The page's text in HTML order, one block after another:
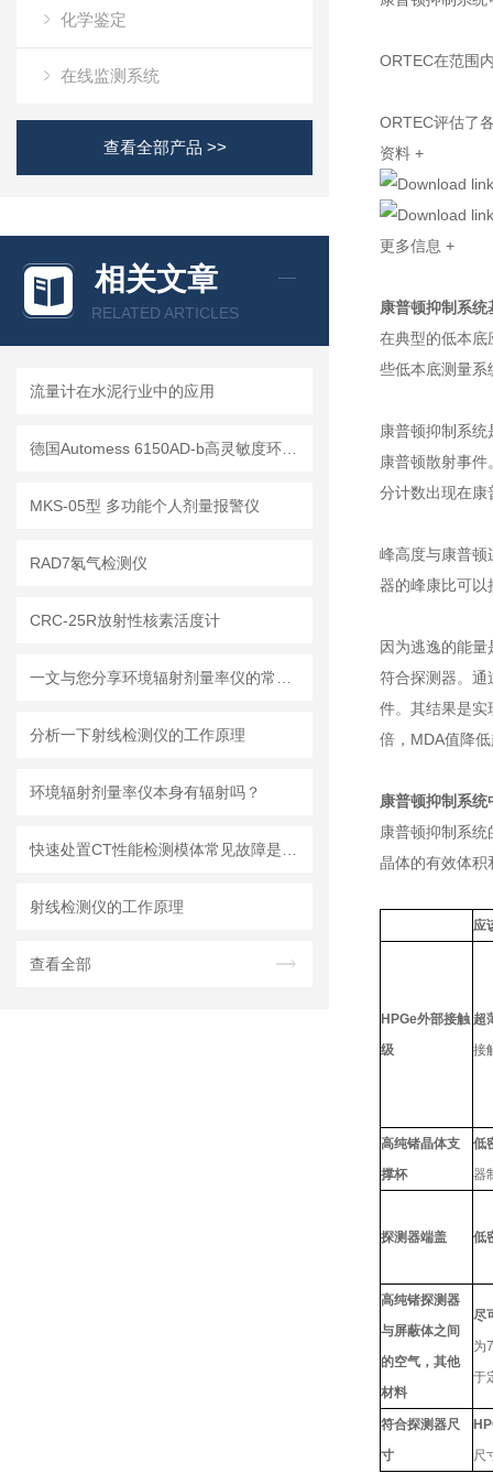
化学鉴定
在线监测系统
查看全部产品 >>
相关文章
RELATED ARTICLES
流量计在水泥行业中的应用
MKS-05型 多功能个人剂量报警仪
RAD7氡气检测仪
CRC-25R放射性核素活度计
分析一下射线检测仪的工作原理
环境辐射剂量率仪本身有辐射吗？
射线检测仪的工作原理
查看全部
ORTEC在范围
ORTEC评估了
资料 +
更多信息 +
康普顿抑制系统
在典型的低本底
些低本底测量系
康普顿抑制系
康普顿散射事
分计数出现在康
峰高度与康普顿
器的峰康比可以
因为逃逸的能
符合探测器。通
件。其结果是实
倍，MDA值降
康普顿抑制系
康普顿抑制系
晶体的有效体积
应
HPGe外部接触
级
超
接
高纯锗晶体支
撑杯
低
器
探测器端盖 低
高纯锗探测器
与屏蔽体之间
的空气，其他
材料
尽
为
于
符合探测器尺
寸
尺